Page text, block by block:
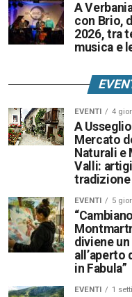
A
con Brio,
2026, tra
musica e
EVENTI 4
A
Mercato
Naturali e
Valli:
tradizione
EVENTI 5
diviene
all’aperto
in Fabula”
EVENTI 1